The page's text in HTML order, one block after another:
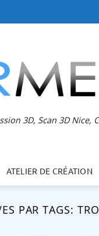
3D, Scan 3D Nice,
ATELIER DE CRÉATION
PAR TAGS: